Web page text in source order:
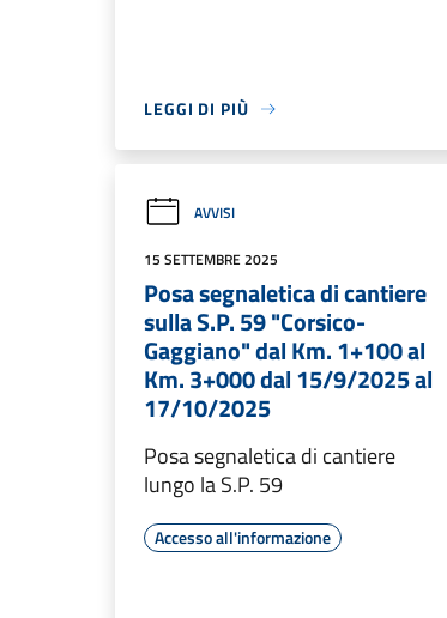
LEGGI DI PIÙ
AVVISI
15 SETTEMBRE 2025
Posa segnaletica di cantiere
sulla S.P. 59 "Corsico-
Gaggiano" dal Km. 1+100 al
Km. 3+000 dal 15/9/2025 al
17/10/2025
Posa segnaletica di cantiere
lungo la S.P. 59
Accesso all'informazione